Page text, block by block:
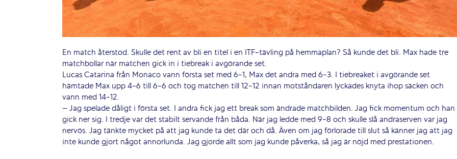
En match återstod. Skulle det rent av bli en titel i en ITF-tävling på hemmaplan? Så kunde det bli. Max hade tre
matchbollar när matchen gick in i tiebreak i avgörande set.
Lucas Catarina från Monaco vann första set med 6-1, Max det andra med 6-3. I tiebreaket i avgörande set
hämtade Max upp 4-6 till 6-6 och tog matchen till 12-12 innan motståndaren lyckades knyta ihop säcken och
vann med 14-12.
– Jag spelade dåligt i första set. I andra fick jag ett break som ändrade matchbilden. Jag fick momentum och han
gick ner sig. I tredje var det stabilt servande från båda. När jag ledde med 9-8 och skulle slå andraserven var jag
nervös. Jag tänkte mycket på att jag kunde ta det där och då. Även om jag förlorade till slut så känner jag att jag
inte kunde gjort något annorlunda. Jag gjorde allt som jag kunde påverka, så jag är nöjd med prestationen.
HUVUDPARTNERS